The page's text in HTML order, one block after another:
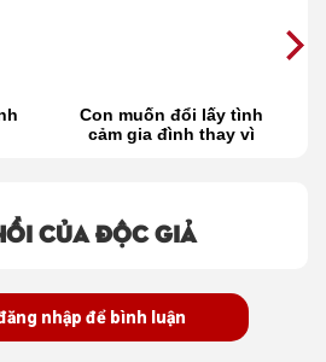
Con muốn đổi lấy tình
cảm gia đình thay vì
của độc giả
nhập để bình luận